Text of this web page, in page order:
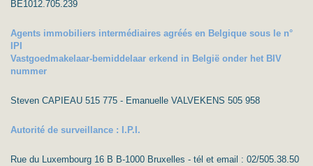
BE1012.705.239
Agents immobiliers intermédiaires agréés en Belgique sous le n°
IPI
Vastgoedmakelaar-bemiddelaar erkend in België onder het BIV
nummer
Steven CAPIEAU 515 775 - Emanuelle VALVEKENS 505 958
Autorité de surveillance : I.P.I.
Rue du Luxembourg 16 B B-1000 Bruxelles - tél et email : 02/505.38.50